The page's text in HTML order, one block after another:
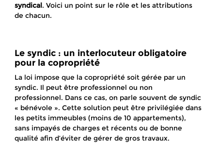
syndical. Voici un point sur le rôle et les attributions
de chacun.
Le syndic : un interlocuteur obligatoire
pour la copropriété
La loi impose que la copropriété soit gérée par un
syndic. Il peut être professionnel ou non
professionnel. Dans ce cas, on parle souvent de syndic
« bénévole ». Cette solution peut être privilégiée dans
les petits immeubles (moins de 10 appartements),
sans impayés de charges et récents ou de bonne
qualité afin d’éviter de gérer de gros travaux.